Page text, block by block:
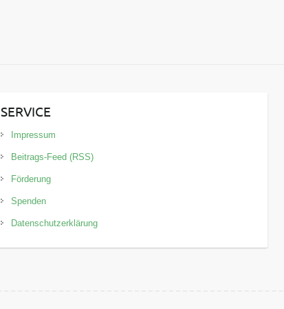
SERVICE
Impressum
Beitrags-Feed (RSS)
Förderung
Spenden
Datenschutzerklärung